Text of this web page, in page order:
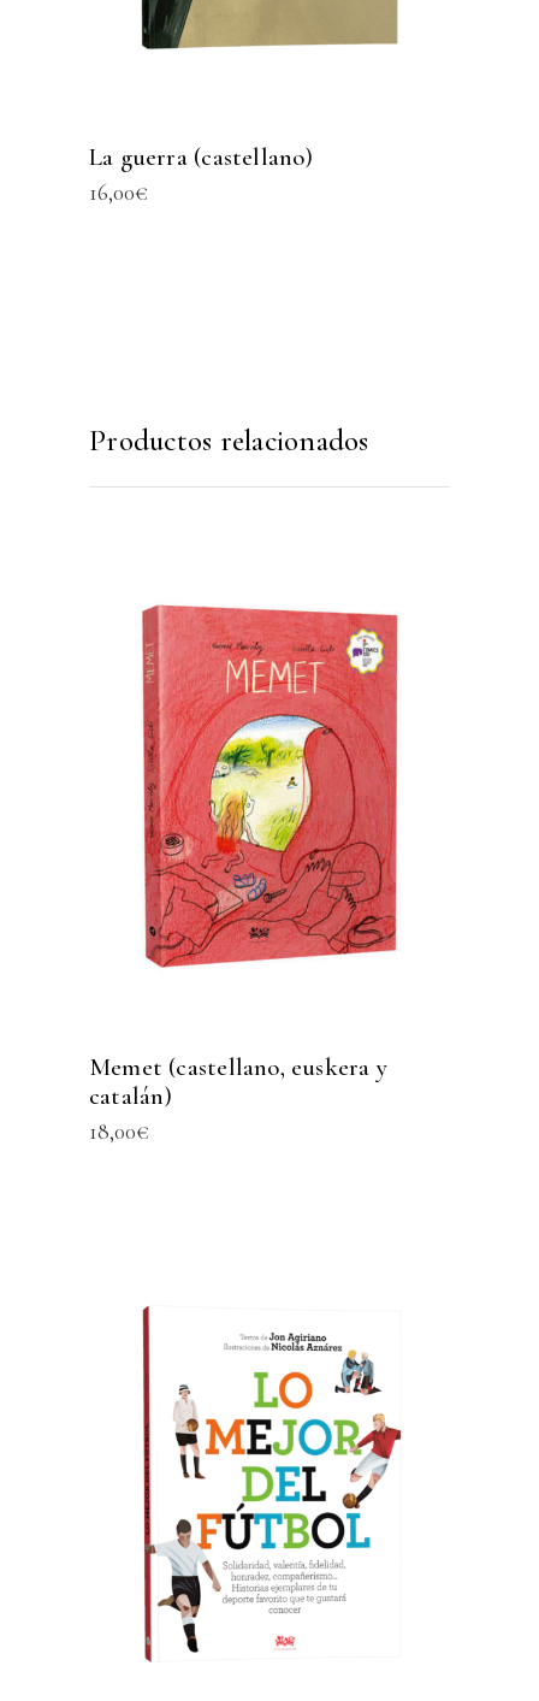
La guerra (castellano)
16,00€
Productos relacionados
Memet (castellano, euskera y
catalán)
18,00€